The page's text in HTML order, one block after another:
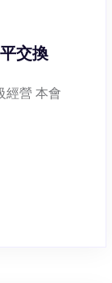
交換
經營 本會